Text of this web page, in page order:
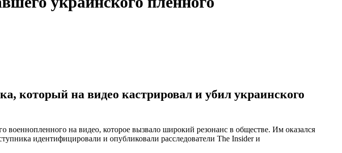
который на видео кастрировал и убил украинского
военнопленного на видео, которое вызвало широкий резонанс в обществе. Им оказался
идентифицировали и опубликовали расследователи The Insider и